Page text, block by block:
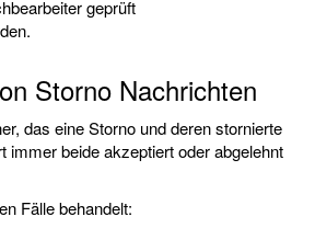
geprüft
Storno Nachrichten
das eine Storno und deren stornierte
immer beide akzeptiert oder abgelehnt
Fälle behandelt: